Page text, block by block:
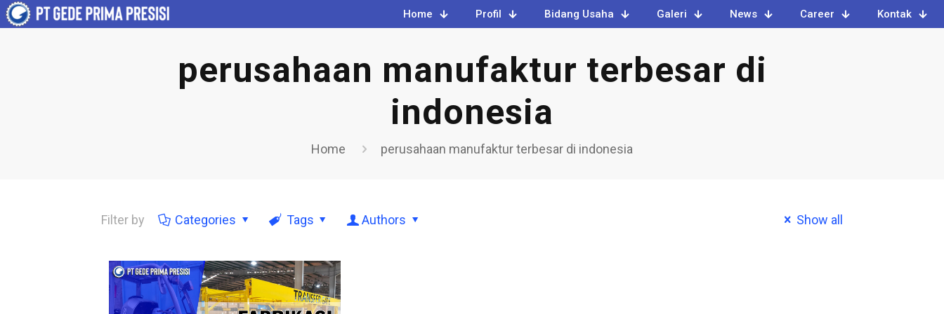
Home Profil Bidang Usaha Galeri News Career Kontak
perusahaan manufaktur terbesar di
indonesia
Home perusahaan manufaktur terbesar di indonesia
Filter by Categories Tags Authors Show all